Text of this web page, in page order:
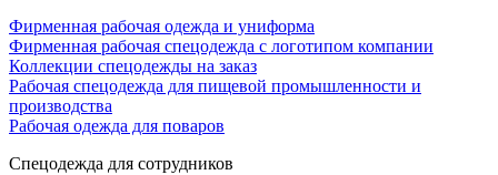
Фирменная рабочая одежда и униформа
Фирменная рабочая спецодежда с логотипом компании
Коллекции спецодежды на заказ
Рабочая спецодежда для пищевой промышленности и
производства
Рабочая одежда для поваров
Спецодежда для сотрудников